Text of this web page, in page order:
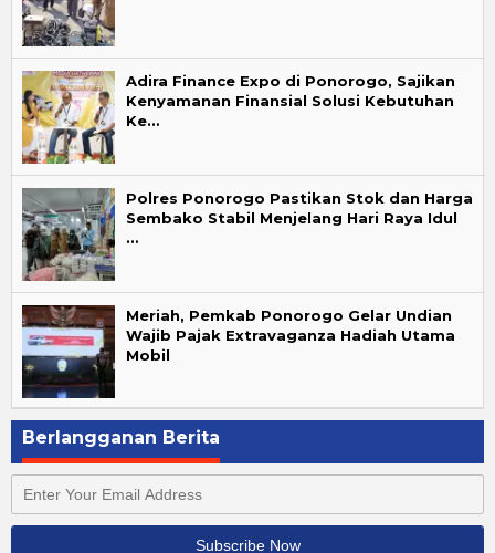
Adira Finance Expo di Ponorogo, Sajikan
Kenyamanan Finansial Solusi Kebutuhan
Ke…
Polres Ponorogo Pastikan Stok dan Harga
Sembako Stabil Menjelang Hari Raya Idul
…
Meriah, Pemkab Ponorogo Gelar Undian
Wajib Pajak Extravaganza Hadiah Utama
Mobil
Berlangganan Berita